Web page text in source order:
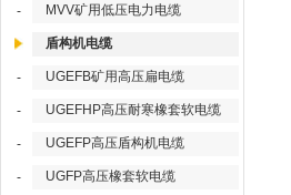
- MVV矿用低压电力电缆
盾构机电缆
- UGEFB矿用高压扁电缆
- UGEFHP高压耐寒橡套软电缆
- UGEFP高压盾构机电缆
- UGFP高压橡套软电缆